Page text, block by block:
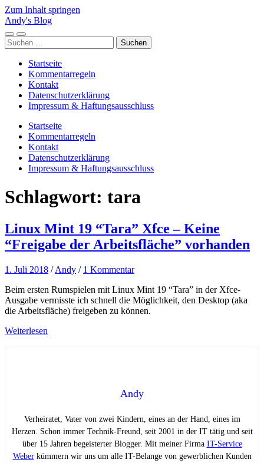
Zum Inhalt springen
Andy's Blog
Mobile-
Menü
Suchfeld
ein-/ausblenden
Suchen
nach:
Startseite
Kommentarregeln
Kontakt
Datenschutzerklärung
Impressum & Haftungsausschluss
Startseite
Kommentarregeln
Kontakt
Datenschutzerklärung
Impressum & Haftungsausschluss
Schlagwort: tara
Linux Mint 19 “Tara” Xfce – Keine
“Freigabe der Arbeitsfläche” vorhanden
1. Juli 2018 /Andy / 1 Kommentar
Beim ersten Rumspielen mit Linux Mint 19 “Tara” in der Xfce-
Ausgabe vermisste ich schnell die Möglichkeit, den Desktop (aka
die Arbeitsfläche) freigeben zu können.
Weiterlesen
Andy
Verheiratet, Vater von zwei Kindern, eines an der Hand, eines im
Herzen. Schon immer Technik-Freund, seit 2001 in der IT tätig und seit
über 15 Jahren begeisterter Blogger. Mit meiner Firma IT-Service
Weberkümmern wir uns um alle IT-Belange von gewerblichen Kunden